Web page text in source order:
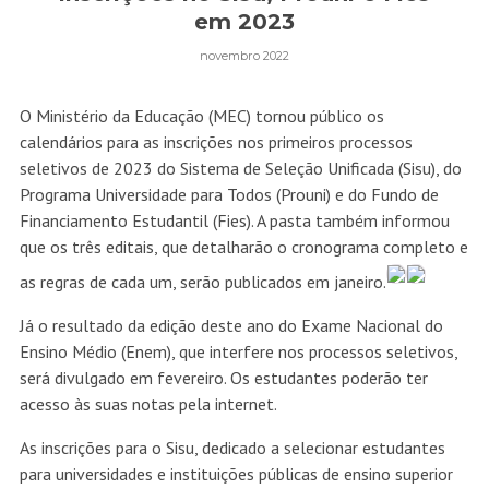
em 2023
novembro 2022
O Ministério da Educação (MEC) tornou público os
calendários para as inscrições nos primeiros processos
seletivos de 2023 do Sistema de Seleção Unificada (Sisu), do
Programa Universidade para Todos (Prouni) e do Fundo de
Financiamento Estudantil (Fies). A pasta também informou
que os três editais, que detalharão o cronograma completo e
as regras de cada um, serão publicados em janeiro.
Já o resultado da edição deste ano do Exame Nacional do
Ensino Médio (Enem), que interfere nos processos seletivos,
será divulgado em fevereiro. Os estudantes poderão ter
acesso às suas notas pela internet.
As inscrições para o Sisu, dedicado a selecionar estudantes
para universidades e instituições públicas de ensino superior